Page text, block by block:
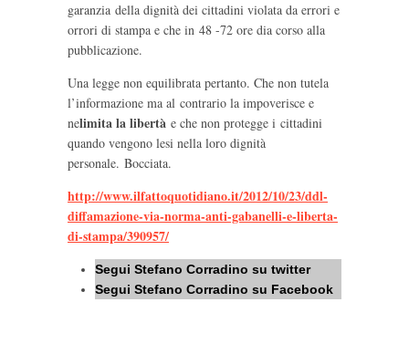
garanzia della dignità dei cittadini violata da errori e
orrori di stampa e che in 48 -72 ore dia corso alla
pubblicazione.
Una legge non equilibrata pertanto. Che non tutela
l’informazione ma al contrario la impoverisce e
nelimita la libertà e che non protegge i cittadini
quando vengono lesi nella loro dignità
personale. Bocciata.
http://www.ilfattoquotidiano.it/2012/10/23/ddl-
diffamazione-via-norma-anti-gabanelli-e-liberta-
di-stampa/390957/
Segui Stefano Corradino su twitter
Segui Stefano Corradino su Facebook